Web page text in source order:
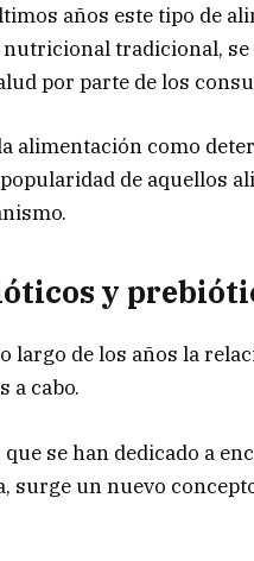
años este tipo de
tradicional, se
por parte de los
alimentación como
de aquellos
y
largo de los años la
a cabo.
se han dedicado a
surge un nuevo